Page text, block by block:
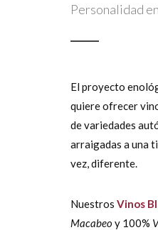
Personalidad
El proyecto
quiere ofrecer
de variedades
arraigadas a una
vez, diferente.
Nuestros Vinos
Macabeo y 100%